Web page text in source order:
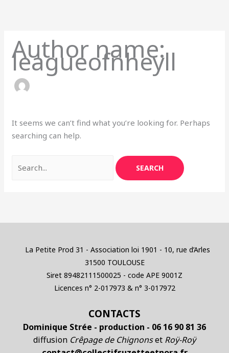
Author name:
leagueofnheyll
It seems we can’t find what you’re looking for. Perhaps
searching can help.
La Petite Prod 31 - Association loi 1901 - 10, rue d’Arles
31500 TOULOUSE
Siret 89482111500025 - code APE 9001Z
Licences n° 2-017973 & n° 3-017972
CONTACTS
Dominique Strée - production - 06 16 90 81 36
diffusion Crêpage de Chignonset Roÿ-Roÿ